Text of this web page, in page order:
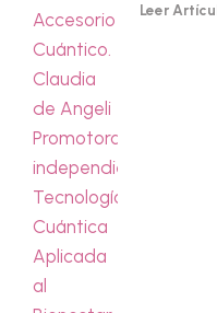
Leer